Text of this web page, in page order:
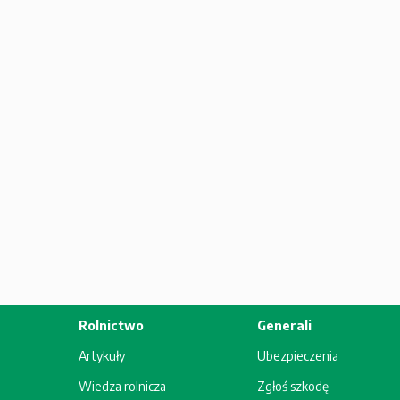
Rolnictwo
Artykuły
Wiedza rolnicza
Generali
Ubezpieczenia
Zgłoś szkodę